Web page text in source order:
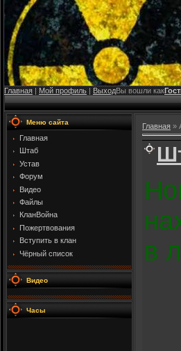
Главная |Мой профиль|ВыходВы вошли как
Меню сайта
Главная
Штаб
Устав
Форум
Видео
Файлы
КланВойна
Пожертвования
Вступить в клан
Чёрный список
Видео
Часы
Главная »
в